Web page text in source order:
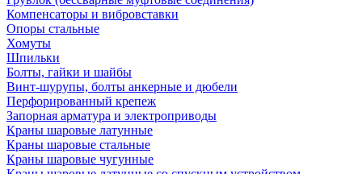
Компенсаторы и вибровставки
Опоры стальные
Хомуты
Шпильки
Болты, гайки и шайбы
Винт-шурупы, болты анкерные и дюбели
Перфорированный крепеж
Запорная арматура и электроприводы
Краны шаровые латунные
Краны шаровые стальные
Краны шаровые чугунные